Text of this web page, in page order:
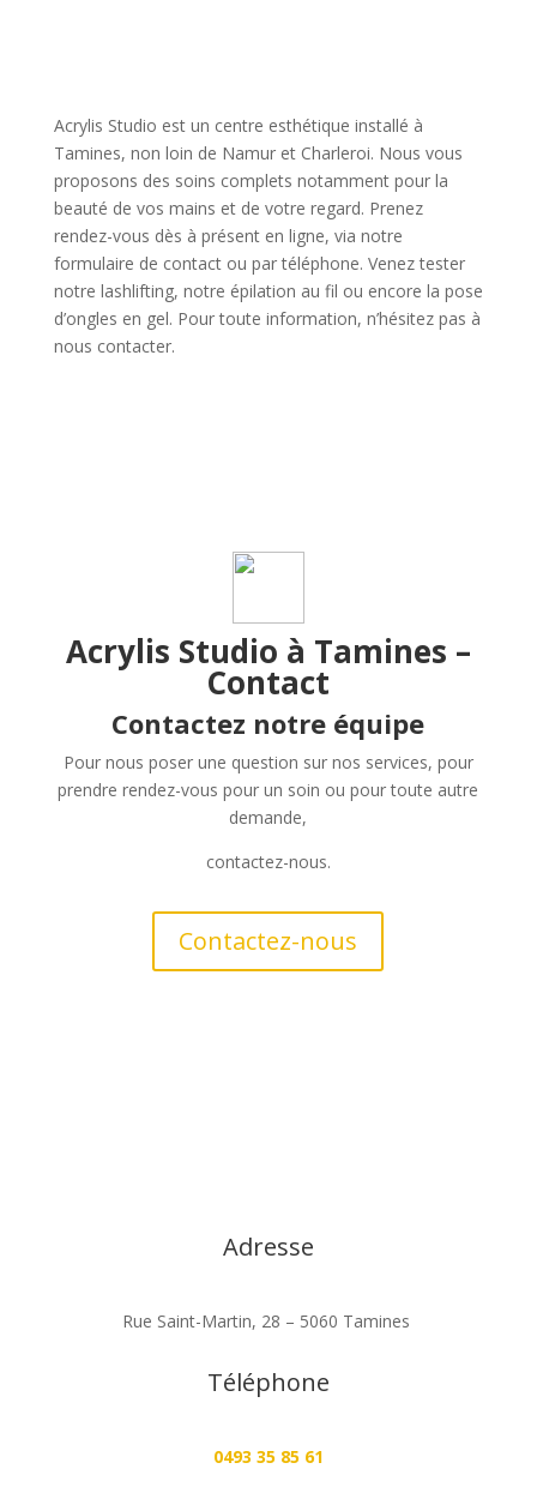
Acrylis Studio est un centre esthétique installé à
Tamines, non loin de Namur et Charleroi. Nous vous
proposons des soins complets notamment pour la
beauté de vos mains et de votre regard. Prenez
rendez-vous dès à présent en ligne, via notre
formulaire de contact ou par téléphone. Venez tester
notre lashlifting, notre épilation au fil ou encore la pose
d’ongles en gel. Pour toute information, n’hésitez pas à
nous contacter.
Acrylis Studio à Tamines –
Contact
Contactez notre équipe
Pour nous poser une question sur nos services, pour
prendre rendez-vous pour un soin ou pour toute autre
demande,
contactez-nous.
Contactez-nous
Adresse
Rue Saint-Martin, 28 – 5060 Tamines
Téléphone
0493 35 85 61